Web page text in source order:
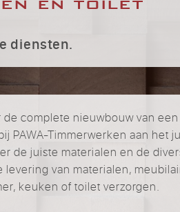
en toilet
diensten.
complete nieuwbouw van een
PAWA-Timmerwerken aan het
de juiste materialen en de
van materialen,
keuken of toilet verzorgen.